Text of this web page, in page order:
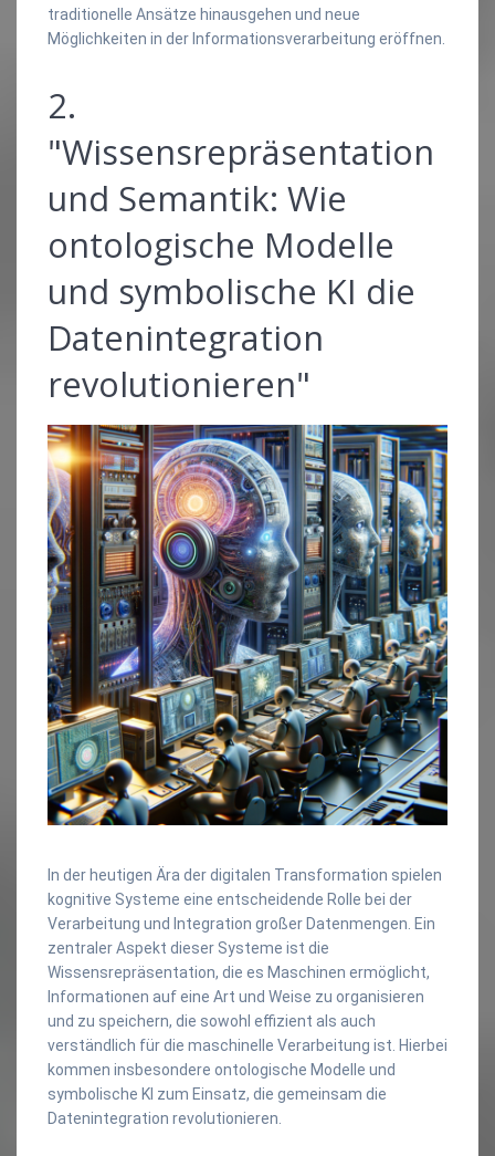
traditionelle Ansätze hinausgehen und neue
Möglichkeiten in der Informationsverarbeitung eröffnen.
2.
"Wissensrepräsentation
und Semantik: Wie
ontologische Modelle
und symbolische KI die
Datenintegration
revolutionieren"
In der heutigen Ära der digitalen Transformation spielen
kognitive Systeme eine entscheidende Rolle bei der
Verarbeitung und Integration großer Datenmengen. Ein
zentraler Aspekt dieser Systeme ist die
Wissensrepräsentation, die es Maschinen ermöglicht,
Informationen auf eine Art und Weise zu organisieren
und zu speichern, die sowohl effizient als auch
verständlich für die maschinelle Verarbeitung ist. Hierbei
kommen insbesondere ontologische Modelle und
symbolische KI zum Einsatz, die gemeinsam die
Datenintegration revolutionieren.